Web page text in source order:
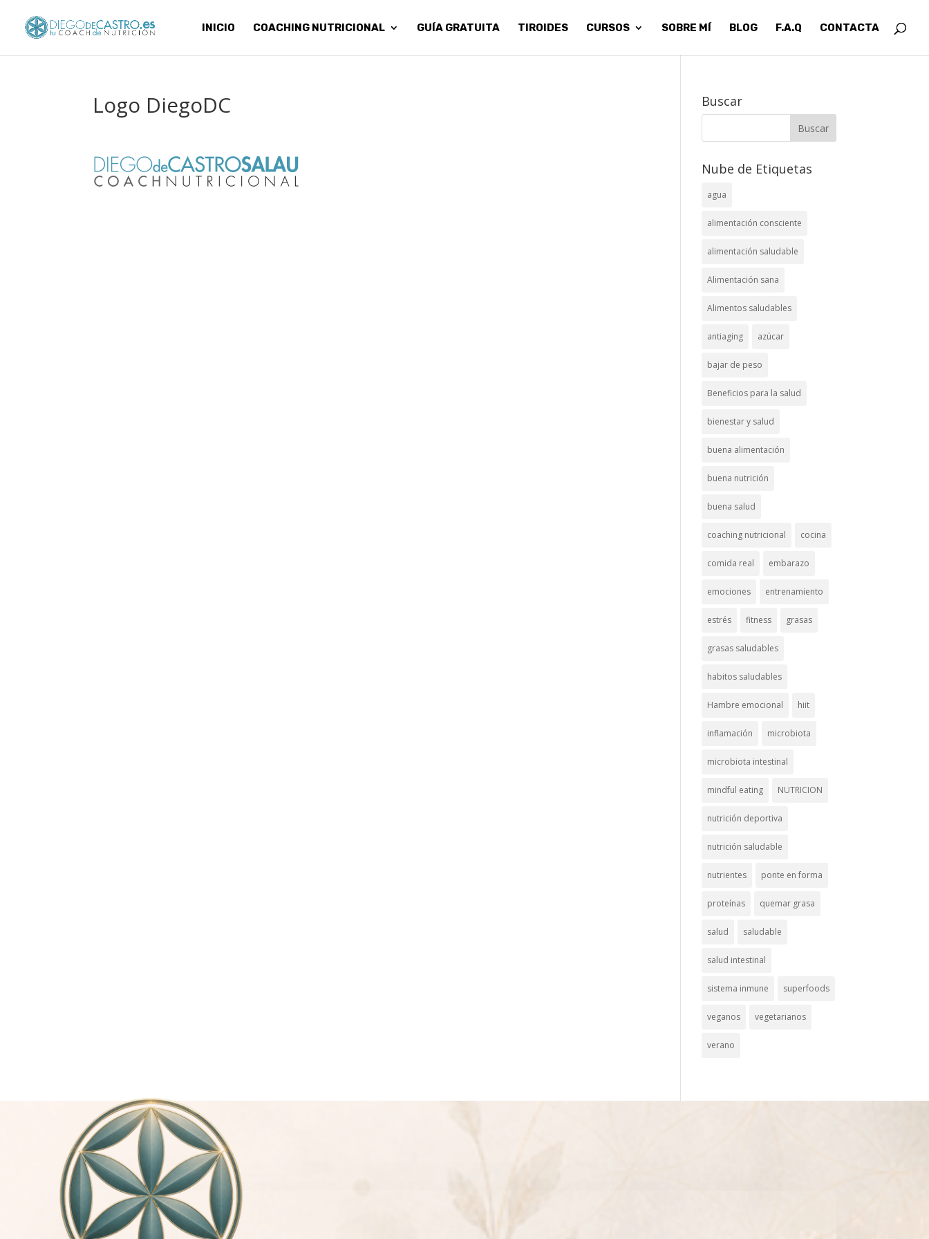
INICIO COACHING NUTRICIONAL GUÍA GRATUITA TIROIDES CURSOS SOBRE MÍ BLOG F.A.Q CONTACTA
Logo DiegoDC Buscar
Nube de Etiquetas
agua
alimentación consciente
alimentación saludable
Alimentación sana
Alimentos saludables
antiaging azúcar
bajar de peso
Beneficios para la salud
bienestar y salud
buena alimentación
buena nutrición
buena salud
coaching nutricional cocina
comida real embarazo
emociones entrenamiento
estrés fitness grasas
grasas saludables
habitos saludables
Hambre emocional hiit
inflamación microbiota
microbiota intestinal
mindful eating NUTRICION
nutrición deportiva
nutrición saludable
nutrientes ponte en forma
proteínas quemar grasa
salud saludable
salud intestinal
sistema inmune superfoods
veganos vegetarianos
verano